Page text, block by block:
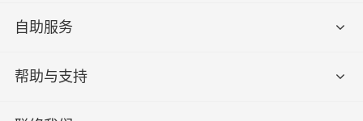
自助服务
帮助与支持